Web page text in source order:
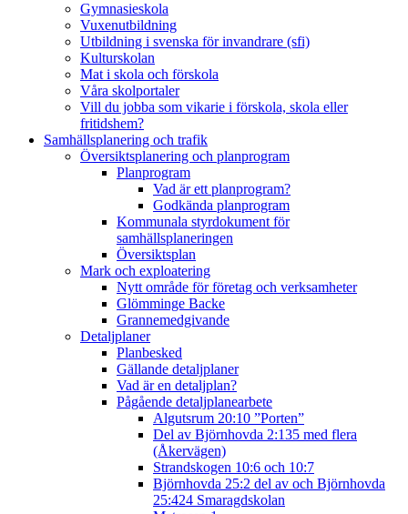
Gymnasieskola
Vuxenutbildning
Utbildning i svenska för invandrare (sfi)
Kulturskolan
Mat i skola och förskola
Våra skolportaler
Vill du jobba som vikarie i förskola, skola eller
fritidshem?
Samhällsplanering och trafik
Översiktsplanering och planprogram
Planprogram
Vad är ett planprogram?
Godkända planprogram
Kommunala styrdokument för
samhällsplaneringen
Översiktsplan
Mark och exploatering
Nytt område för företag och verksamheter
Glömminge Backe
Grannemedgivande
Detaljplaner
Planbesked
Gällande detaljplaner
Vad är en detaljplan?
Pågående detaljplanearbete
Algutsrum 20:10 ”Porten”
Del av Björnhovda 2:135 med flera
(Åkervägen)
Strandskogen 10:6 och 10:7
Björnhovda 25:2 del av och Björnhovda
25:424 Smaragdskolan